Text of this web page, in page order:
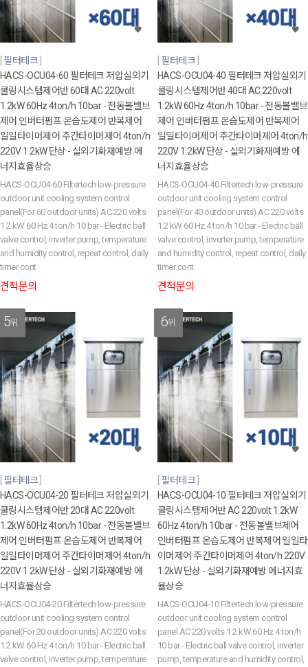
필터테크
HACS-OCU04-60 필터테크 저압실외기
쿨링시스템제어반 60대 AC 220volt
1.2kW 60Hz 4ton/h 10bar - 전동볼밸브
제어 인버터펌프 온습도제어 반복제어
일일타이머제어 주간타이머제어 4ton/h
220V 1.2kW 단상 - 실외기화재예방 에
너지효율상승
HACS-OCU04-60 Filtertech low-pressure
outdoor unit cooling system control
panel(For 60 outdoor units) AC 220 volts
1.2 kW 60 Hz 4 ton/h 10 bar - Electric ball
valve control, inverter pump, temperature
and humidity control, repeat control, daily
timer cont
견적문의
필터테크
HACS-OCU04-40 필터테크 저압실외기
쿨링시스템제어반 40대 AC 220volt
1.2kW 60Hz 4ton/h 10bar - 전동볼밸브
제어 인버터펌프 온습도제어 반복제어
일일타이머제어 주간타이머제어 4ton/h
220V 1.2kW 단상 - 실외기화재예방 에
너지효율상승
HACS-OCU04-40 Filtertech low-pressure
outdoor unit cooling system control
panel(For 40 outdoor units) AC 220 volts
1.2 kW 60 Hz 4 ton/h 10 bar - Electric ball
valve control, inverter pump, temperature
and humidity control, repeat control, daily
timer cont
견적문의
5위
필터테크
HACS-OCU04-20 필터테크 저압실외기
쿨링시스템제어반 20대 AC 220volt
1.2kW 60Hz 4ton/h 10bar - 전동볼밸브
제어 인버터펌프 온습도제어 반복제어
일일타이머제어 주간타이머제어 4ton/h
220V 1.2kW 단상 - 실외기화재예방 에
너지효율상승
HACS-OCU04-20 Filtertech low-pressure
outdoor unit cooling system control
panel(For 20 outdoor units) AC 220 volts
1.2 kW 60 Hz 4 ton/h 10 bar - Electric ball
valve control, inverter pump, temperature
6위
필터테크
HACS-OCU04-10 필터테크 저압실외기
쿨링시스템제어반 AC 220volt 1.2kW
60Hz 4ton/h 10bar - 전동볼밸브제어
인버터펌프 온습도제어 반복제어 일일타
이머제어 주간타이머제어 4ton/h 220V
1.2kW 단상 - 실외기화재예방 에너지효
율상승
HACS-OCU04-10 Filtertech low-pressure
outdoor unit cooling system control
panel AC 220 volts 1.2 kW 60 Hz 4 ton/h
10 bar - Electric ball valve control, inverter
pump, temperature and humidity control,